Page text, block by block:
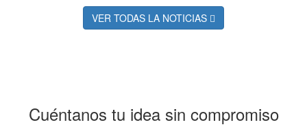
VER TODAS LA NOTICIAS
Cuéntanos tu idea sin compromiso